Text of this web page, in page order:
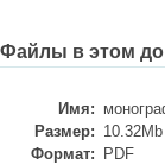
Файлы в этом
Имя:
Размер: 10.32Mb
Формат:
PDF